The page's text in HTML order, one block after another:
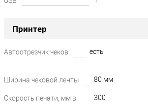
Принтер
Автоотрезчик чеков есть
Ширина чековой ленты 80 мм
Скорость печати, мм в
300